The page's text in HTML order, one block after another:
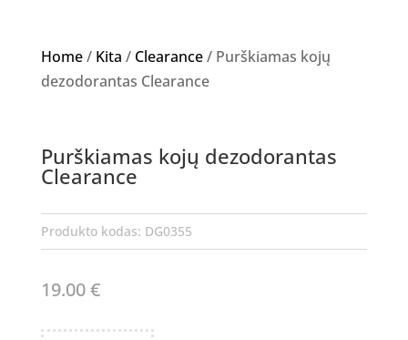
Home/ Kita / Clearance/ Purškiamas kojų
dezodorantas Clearance
Purškiamas kojų dezodorantas
Clearance
Produkto kodas: DG0355
19.00€